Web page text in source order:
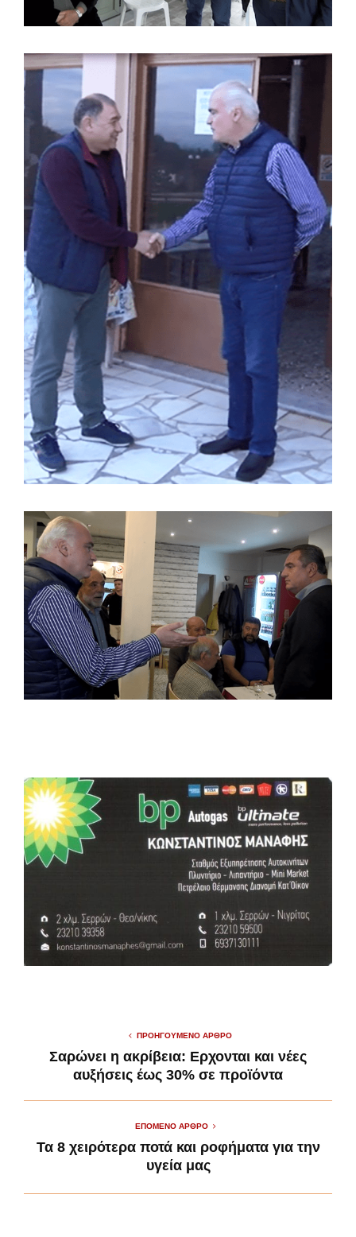
ΠΡΟΗΓΟΎΜΕΝΟ ΆΡΘΡΟ
Σαρώνει η ακρίβεια: Ερχονται και νέες
αυξήσεις έως 30% σε προϊόντα
ΕΠΌΜΕΝΟ ΆΡΘΡΟ
Τα 8 χειρότερα ποτά και ροφήματα για την
υγεία μας